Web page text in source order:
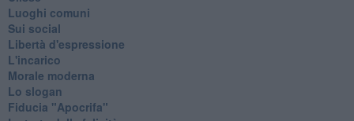
Luoghi comuni
Sui social
Libertà d'espressione
L'incarico
Morale moderna
Lo slogan
Fiducia "Apocrifa"